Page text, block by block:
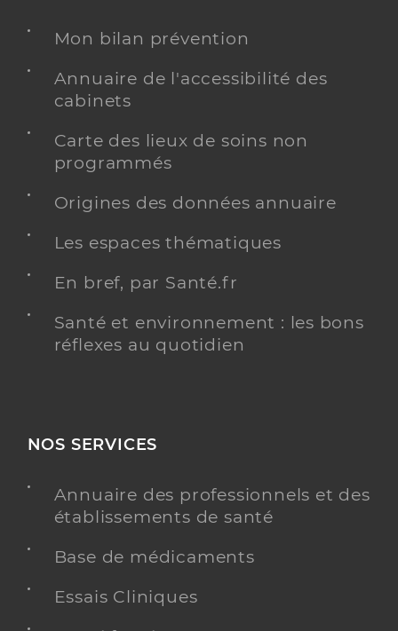
Mon bilan prévention
Annuaire de l'accessibilité des
cabinets
Carte des lieux de soins non
programmés
Origines des données annuaire
Les espaces thématiques
En bref, par Santé.fr
Santé et environnement : les bons
réflexes au quotidien
NOS SERVICES
Annuaire des professionnels et des
établissements de santé
Base de médicaments
Essais Cliniques